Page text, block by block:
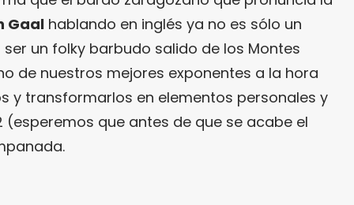
Gaal hablando en inglés ya no es sólo un
un folky barbudo salido de los Montes
de nuestros mejores exponentes a la hora
y transformarlos en elementos personales y
(esperemos que antes de que se acabe el